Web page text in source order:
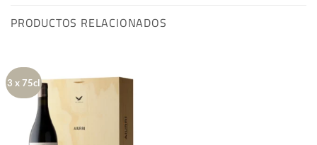
PRODUCTOS RELACIONADOS
3 x 75cl